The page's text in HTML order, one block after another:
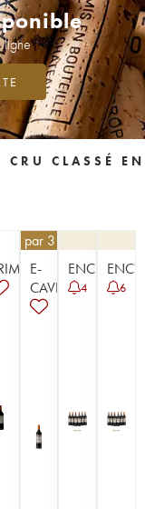
ligne
CLASSÉ EN
par 3 | -10%
E-
CAVISTE
ENCHÈRE
4 6